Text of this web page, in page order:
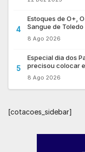
4
Estoques de O+,
Sangue de
8 Ago 2026
5
Especial dia dos
precisou colocar
8 Ago 2026
[cotacoes_sidebar]